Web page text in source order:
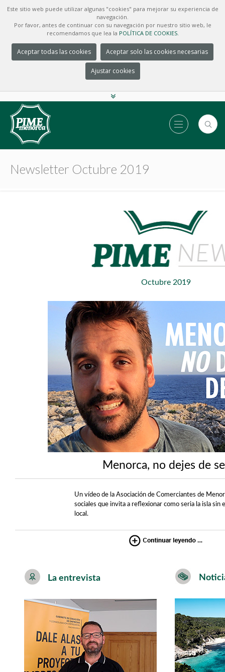
Este sitio web puede utilizar algunas "cookies" para mejorar su experiencia de
navegación.
Por favor, antes de continuar con su navegación por nuestro sitio web, le
recomendamos que lea la POLÍTICA DE COOKIES.
Aceptar todas las cookies Aceptar solo las cookies necesarias
Ajustar cookies
Newsletter Octubre 2019